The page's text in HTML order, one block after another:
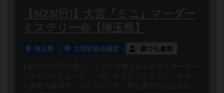
【8/23(日)】大宮『ミニ』マーダー
ミステリー会【埼玉県】
埼玉県 大宮駅前会議室 誰でも参加
1卓だけで1日中遊ぶ、シナリオ擦り合わせ会！マーダー
ミステリーとは一生に一度しかプレイできない、ネタバ
レ厳禁の参加型ミステリーです。初心者の方には当日、